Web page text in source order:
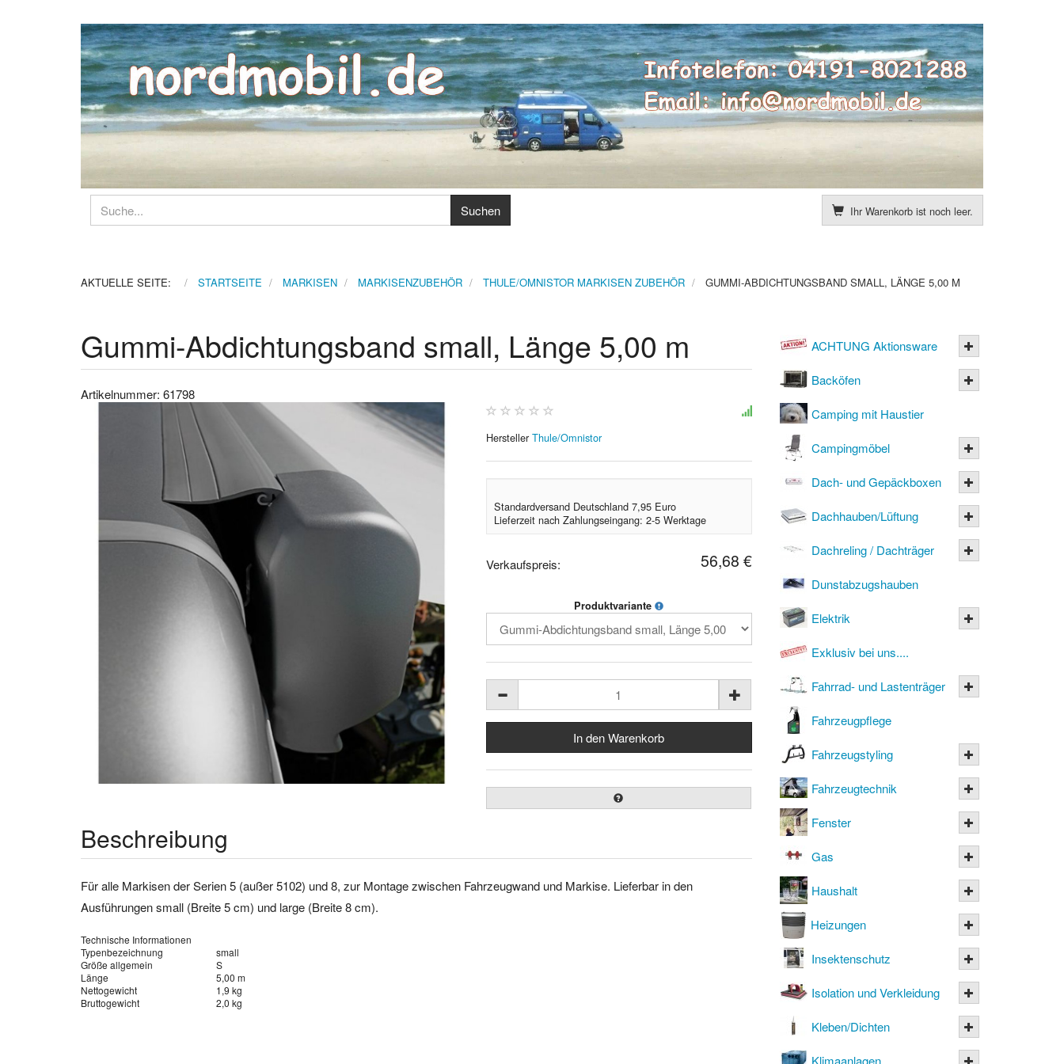
Ihr Warenkorb ist noch leer.
AKTUELLE SEITE: STARTSEITE MARKISEN MARKISENZUBEHÖR THULE/OMNISTOR MARKISEN ZUBEHÖR GUMMI-ABDICHTUNGSBAND SMALL, LÄNGE 5,00 M
Gummi-Abdichtungsband small, Länge 5,00 m
Artikelnummer: 61798
Hersteller Thule/Omnistor
Standardversand Deutschland 7,95 Euro
Lieferzeit nach Zahlungseingang: 2-5 Werktage
Verkaufspreis: 56,68 €
Produktvariante
Beschreibung
Für alle Markisen der Serien 5 (außer 5102) und 8, zur Montage zwischen Fahrzeugwand und Markise. Lieferbar in den
Ausführungen small (Breite 5 cm) und large (Breite 8 cm).
Technische Informationen
Typenbezeichnung
small
Größe allgemein
S
Länge
5,00 m
Nettogewicht
1,9 kg
Bruttogewicht
2,0 kg
ACHTUNG Aktionsware
Backöfen
Camping mit Haustier
Campingmöbel
Dach- und Gepäckboxen
Dachhauben/Lüftung
Dachreling / Dachträger
Dunstabzugshauben
Elektrik
Exklusiv bei uns....
Fahrrad- und Lastenträger
Fahrzeugpflege
Fahrzeugstyling
Fahrzeugtechnik
Fenster
Gas
Haushalt
Heizungen
Insektenschutz
Isolation und Verkleidung
Kleben/Dichten
Klimaanlagen